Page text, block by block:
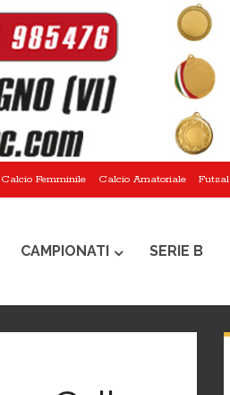
Calcio Femminile Calcio Amatoriale Futsal
CAMPIONATI SERIE B